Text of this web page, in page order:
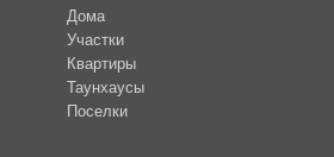
Дома
Участки
Квартиры
Таунхаусы
Поселки